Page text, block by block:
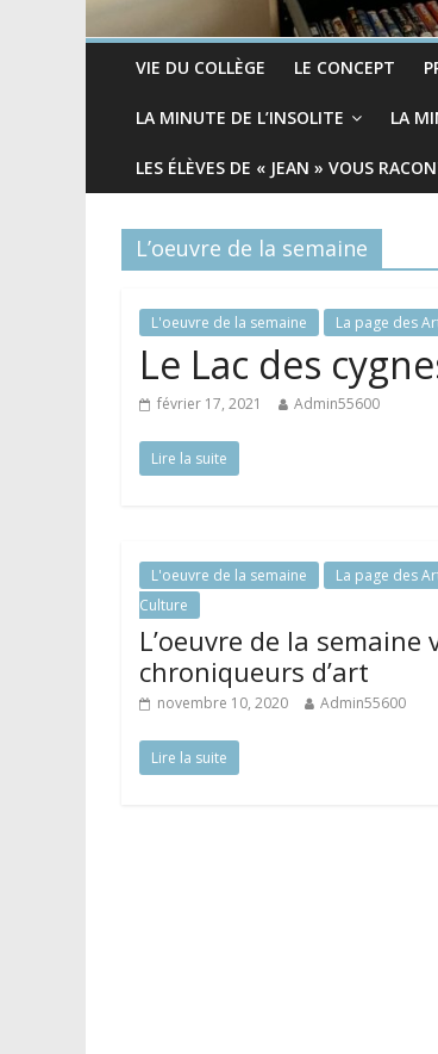
VIE DU COLLÈGE LE CONCEPT
LA MINUTE DE L’INSOLITE LA
LES ÉLÈVES DE « JEAN » VOUS
L’oeuvre de la semaine
L'oeuvre de la semaine La page des
Le Lac des
février 17, 2021 Admin55600
Lire la suite
L'oeuvre de la semaine
La page des
Culture
L’oeuvre de la semaine
chroniqueurs d’art
novembre 10, 2020 Admin55600
Lire la suite